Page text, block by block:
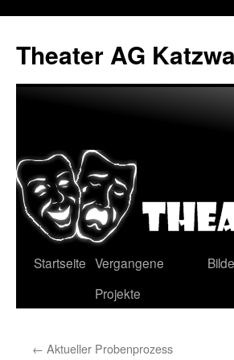
springen
Theater AG
Startseite Vergangene
Projekte
← Aktueller Probenprozess